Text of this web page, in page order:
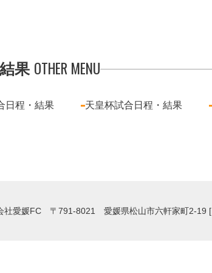
果 OTHER MENU
日程・結果 天皇杯試合日程・結果
社愛媛FC 〒791-8021 愛媛県松山市六軒家町2-19 [